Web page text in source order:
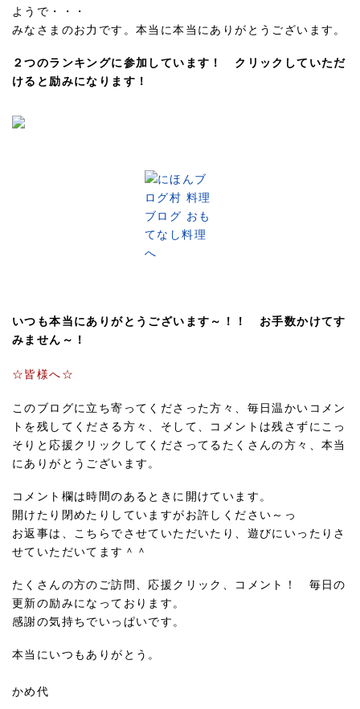
ようで・・・
みなさまのお力です。本当に本当にありがとうございます。
２つのランキングに参加しています！ クリックしていただ
けると励みになります！
いつも本当にありがとうございます～！！ お手数かけてす
みません～！
☆皆様へ☆
このブログに立ち寄ってくださった方々、毎日温かいコメン
トを残してくださる方々、そして、コメントは残さずにこっ
そりと応援クリックしてくださってるたくさんの方々、本当
にありがとうございます。
コメント欄は時間のあるときに開けています。
開けたり閉めたりしていますがお許しください～っ
お返事は、こちらでさせていただいたり、遊びにいったりさ
せていただいてます＾＾
たくさんの方のご訪問、応援クリック、コメント！ 毎日の
更新の励みになっております。
感謝の気持ちでいっぱいです。
本当にいつもありがとう。
かめ代